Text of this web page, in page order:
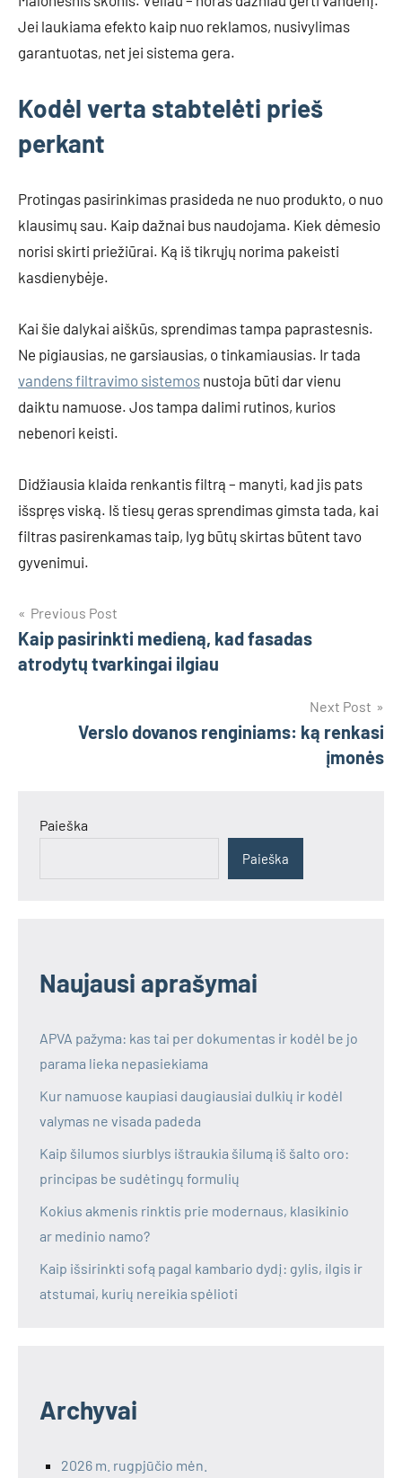
Jei laukiama efekto kaip nuo reklamos, nusivylimas
garantuotas, net jei sistema gera.
Kodėl verta stabtelėti prieš
perkant
Protingas pasirinkimas prasideda ne nuo produkto, o nuo
klausimų sau. Kaip dažnai bus naudojama. Kiek dėmesio
norisi skirti priežiūrai. Ką iš tikrųjų norima pakeisti
kasdienybėje.
Kai šie dalykai aiškūs, sprendimas tampa paprastesnis.
Ne pigiausias, ne garsiausias, o tinkamiausias. Ir tada
vandens filtravimo sistemos nustoja būti dar vienu
daiktu namuose. Jos tampa dalimi rutinos, kurios
nebenori keisti.
Didžiausia klaida renkantis filtrą – manyti, kad jis pats
išspręs viską. Iš tiesų geras sprendimas gimsta tada, kai
filtras pasirenkamas taip, lyg būtų skirtas būtent tavo
gyvenimui.
Navigacija
tarp
Previous Post
Kaip pasirinkti medieną, kad fasadas
atrodytų tvarkingai ilgiau
Next Post
Verslo dovanos renginiams: ką renkasi
įmonės
Paieška
Paieška
Naujausi aprašymai
APVA pažyma: kas tai per dokumentas ir kodėl be jo
parama lieka nepasiekiama
Kur namuose kaupiasi daugiausiai dulkių ir kodėl
valymas ne visada padeda
Kaip šilumos siurblys ištraukia šilumą iš šalto oro:
principas be sudėtingų formulių
Kokius akmenis rinktis prie modernaus, klasikinio
ar medinio namo?
Kaip išsirinkti sofą pagal kambario dydį: gylis, ilgis ir
atstumai, kurių nereikia spėlioti
Archyvai
2026 m. rugpjūčio mėn.